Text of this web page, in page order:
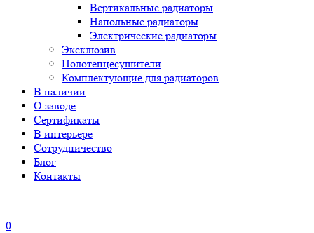
Вертикальные радиаторы
Напольные радиаторы
Электрические радиаторы
Эксклюзив
Полотенцесушители
Комплектующие для радиаторов
В наличии
О заводе
Сертификаты
В интерьере
Сотрудничество
Блог
Контакты
0